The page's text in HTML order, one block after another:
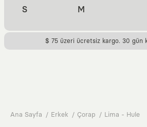
S M
$ 75 üzeri ücretsiz kargo. 30 gün
Ana Sayfa Erkek Çorap Lima - Hule